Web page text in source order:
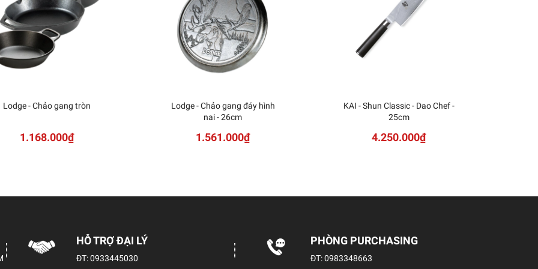
Lodge - Chảo gang tròn
1.168.000₫
Lodge - Chảo gang đáy hình
nai - 26cm
1.561.000₫
KAI - Shun Classic - Dao Chef -
25cm
4.250.000₫
HỖ TRỢ ĐẠI LÝ
ĐT:0933445030
PHÒNG PURCHASING
ĐT:0983348663